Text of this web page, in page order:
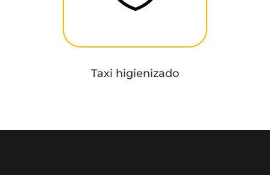
Taxi higienizado